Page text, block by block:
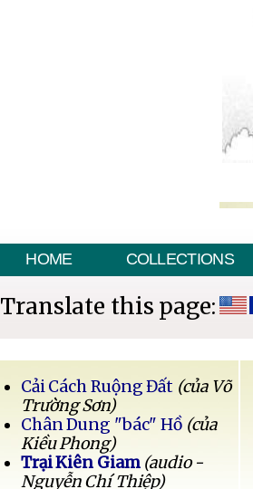
HOME COLLECTIONS
Translate this page:
Cải Cách Ruộng Đất (của Võ
Trường Sơn)
Chân Dung "bác" Hồ (của
Kiều Phong)
Trại Kiên Giam (audio -
Nguyễn Chí Thiệp)